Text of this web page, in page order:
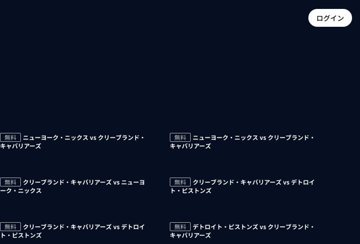
ログイン
無料
ニューヨーク・ニックス vs クリーブランド・
キャバリアーズ
無料
ニューヨーク・ニックス vs クリーブランド・
キャバリアーズ
無料
クリーブランド・キャバリアーズ vs ニューヨ
ーク・ニックス
無料
クリーブランド・キャバリアーズ vs デトロイ
ト・ピストンズ
無料
クリーブランド・キャバリアーズ vs デトロイ
ト・ピストンズ
無料
デトロイト・ピストンズ vs クリーブランド・
キャバリアーズ